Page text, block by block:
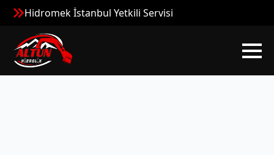
Hidromek İstanbul Yetkili Servisi